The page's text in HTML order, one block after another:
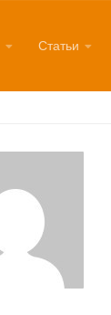
Статьи